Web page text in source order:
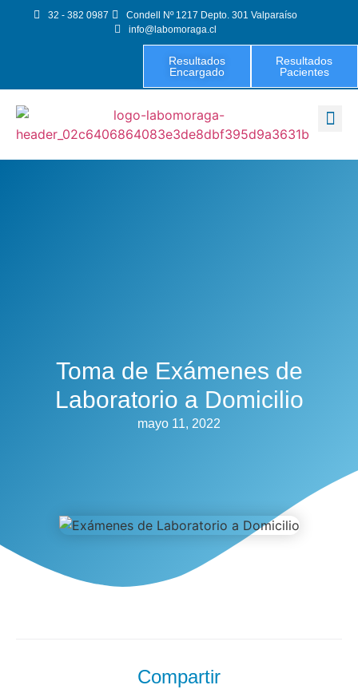
32 - 382 0987
Condell Nº 1217 Depto. 301 Valparaíso
info@labomoraga.cl
Resultados
Pacientes
Resultados
Encargado
Toma de Exámenes de
Laboratorio a Domicilio
mayo 11, 2022
Compartir